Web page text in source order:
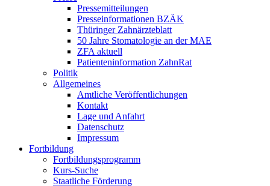
Pressemitteilungen
Presseinformationen BZÄK
Thüringer Zahnärzteblatt
50 Jahre Stomatologie an der MAE
ZFA aktuell
Patienteninformation ZahnRat
Politik
Allgemeines
Amtliche Veröffentlichungen
Kontakt
Lage und Anfahrt
Datenschutz
Impressum
Fortbildung
Fortbildungsprogramm
Kurs-Suche
Staatliche Förderung